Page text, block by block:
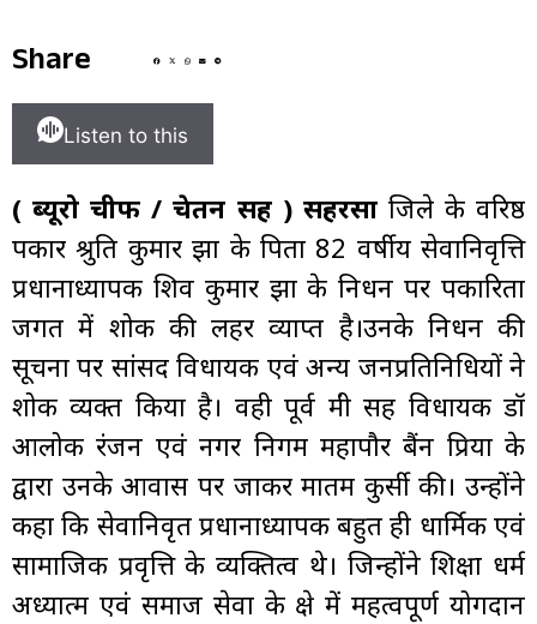
Share
Listen to this
( ब्यूरो चीफ / चेतन सिंह ) सहरसाजिले के वरिष्ठ
पत्रकार श्रुति कुमार झा के पिता 82 वर्षीय सेवानिवृत्ति
प्रधानाध्यापक शिव कुमार झा के निधन पर पत्रकारिता
जगत में शोक की लहर व्याप्त है।उनके निधन की
सूचना पर सांसद विधायक एवं अन्य जनप्रतिनिधियों ने
शोक व्यक्त किया है। वही पूर्व मंत्री सह विधायक डॉ
आलोक रंजन एवं नगर निगम महापौर बैंन प्रिया के
द्वारा उनके आवास पर जाकर मातम कुर्सी की। उन्होंने
कहा कि सेवानिवृत प्रधानाध्यापक बहुत ही धार्मिक एवं
सामाजिक प्रवृत्ति के व्यक्तित्व थे। जिन्होंने शिक्षा धर्म
अध्यात्म एवं समाज सेवा के क्षेत्र में महत्वपूर्ण योगदान